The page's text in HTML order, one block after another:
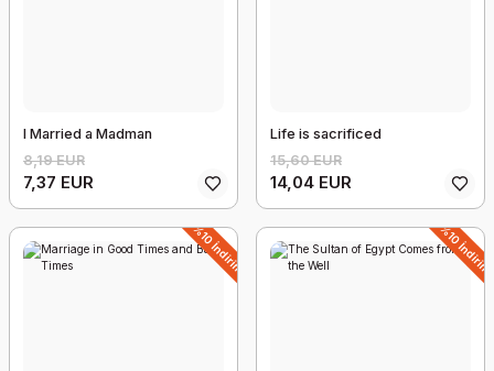
I Married a Madman
8,19 EUR
7,37 EUR
Life is sacrificed
15,60 EUR
14,04 EUR
%10 İndirim %10 İndirim